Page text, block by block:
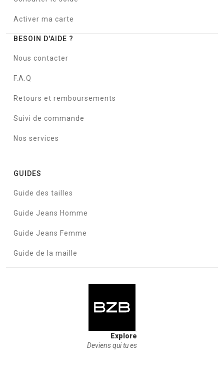
Activer ma carte
BESOIN D'AIDE ?
Nous contacter
F.A.Q
Retours et remboursements
Suivi de commande
Nos services
GUIDES
Guide des tailles
Guide Jeans Homme
Guide Jeans Femme
Guide de la maille
Explore
Deviens qui tu es